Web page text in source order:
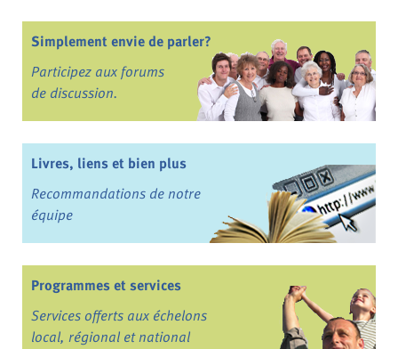
Simplement envie de parler?
Participez aux forums
de discussion.
Livres, liens et bien plus
Recommandations de notre
équipe
Programmes et services
Services offerts aux échelons
local, régional et national